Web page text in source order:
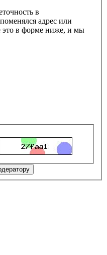
в
адрес или
это в форме ниже, и мы